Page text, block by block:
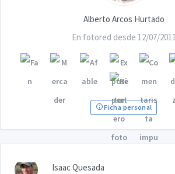
Alberto Arcos Hurtado
En fotored desde 12/07/2011
Ficha personal
Isaac Quesada